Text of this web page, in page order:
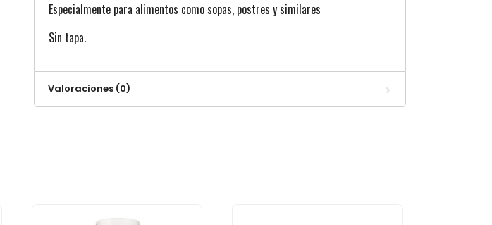
Especialmente para alimentos como sopas, postres y similares
Sin tapa.
Valoraciones (0)